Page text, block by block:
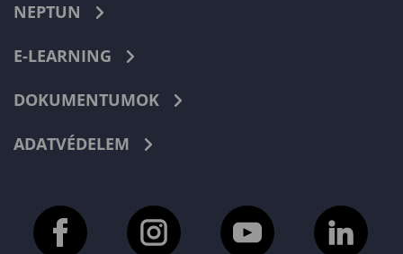
NEPTUN
E-LEARNING
DOKUMENTUMOK
ADATVÉDELEM